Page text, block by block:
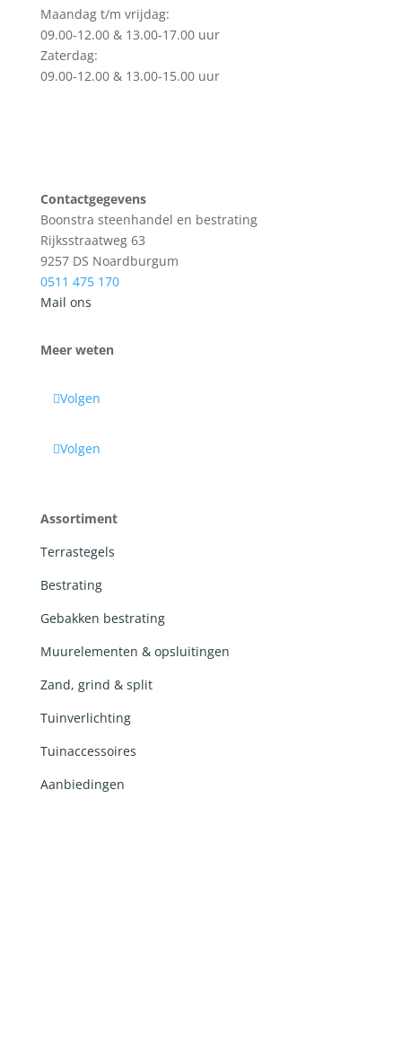
Maandag t/m vrijdag:
09.00-12.00 & 13.00-17.00 uur
Zaterdag:
09.00-12.00 & 13.00-15.00 uur
Contactgegevens
Boonstra steenhandel en bestrating
Rijksstraatweg 63
9257 DS Noardburgum
0511 475 170
Mail ons
Meer weten
Volgen
Volgen
Assortiment
Terrastegels
Bestrating
Gebakken bestrating
Muurelementen & opsluitingen
Zand, grind & split
Tuinverlichting
Tuinaccessoires
Aanbiedingen